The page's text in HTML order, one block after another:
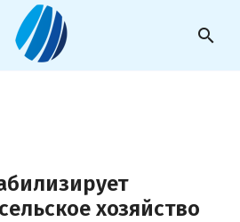
search
хозяйство